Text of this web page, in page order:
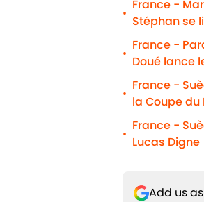
•
France -
Stéphan se
•
France -
Doué lance
•
France -
la Coupe du
•
France -
Lucas Digne
Add us